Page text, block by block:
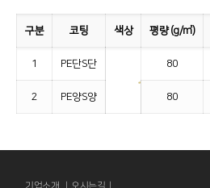
구분 코팅 색상 평량 (g/㎡)
1 PE단S단 80
2 PE양S양 80